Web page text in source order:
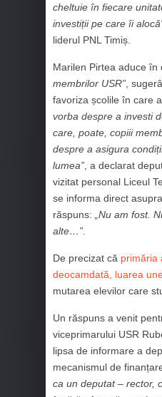
cheltuie în fiecare
investiții pe care îi
liderul PNL Timiș.
Marilen Pirtea aduce în
membrilor USR” ,
favoriza școlile în care
vorba despre a investi
care, poate, copiii
despre a asigura
lumea” , a declarat
vizitat personal Liceul
se informa direct
răspuns:
„Nu am fost.
alte…”
De precizat că primăria
deocamdată, luarea
mutarea elevilor care
Un răspuns a venit
viceprimarului USR
lipsa de informare a
mecanismul de
ca un deputat – rector,